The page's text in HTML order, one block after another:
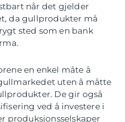
når det gjelder
da gullprodukter må
sted som en bank
en enkel måte å
uten å måtte
De gir også
ved å investere i
produksjonsselskaper